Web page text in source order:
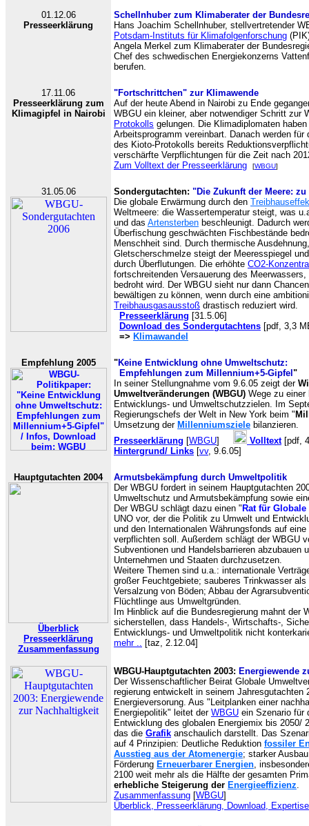
01.12.06
Presseerklärung
Schellnhuber zum Klimaberater der
Hans Joachim Schellnhuber, stellvertretender
Potsdam-Instituts für Klimafolgenforschung
Angela Merkel zum Klimaberater der
Chef des schwedischen Energiekonzerns
berufen.
17.11.06
Presseerklärung zum
Klimagipfel in Nairobi
"Fortschrittchen" zur Klimawende
Auf der heute Abend in Nairobi zu Ende
WBGU ein kleiner, aber notwendiger Schritt zur
Protokolls gelungen. Die Klimadiplomaten
Arbeitsprogramm vereinbart. Danach werden
des Kioto-Protokolls bereits
verschärfte Verpflichtungen für die Zeit nach
Zum Volltext der Presseerklärung
[WBGU]
31.05.06 Sondergutachten: "Die Zukunft der Meere:
Die globale Erwärmung durch den
Weltmeere: die Wassertemperatur steigt, was
und das Artensterben beschleunigt. Dadurch
Überfischung geschwächten Fischbestände
Menschheit sind. Durch thermische
Gletscherschmelze steigt der Meeresspiegel
durch Überflutungen. Die erhöhte CO2-
fortschreitenden Versauerung des
bedroht wird. Der WBGU sieht nur dann
bewältigen zu können, wenn durch eine
Treibhausgasausstoß drastisch reduziert wird.
Presseerklärung [31.5.06]
Download des Sondergutachtens [pdf, 3,3
=> Klimawandel
Empfehlung 2005 "Keine Entwicklung ohne Umweltschutz:
Empfehlungen zum Millennium+5-Gipfel "
In seiner Stellungnahme vom 9.6.05 zeigt der
Umweltveränderungen (WBGU) Wege zu einer
Entwicklungs- und Umweltschutzzielen. Im
Regierungschefs der Welt in New York beim "
Umsetzung der Millenniumsziele bilanzieren.
Presseerklärung [WBGU] Volltext [pdf,
Hintergrund/ Links [vv, 9.6.05]
Hauptgutachten 2004
Überblick
Presseerklärung
Zusammenfassung
Armutsbekämpfung durch Umweltpolitik
Der WBGU fordert in seinem Hauptgutachten
Umweltschutz und Armutsbekämpfung sowie
Der WBGU schlägt dazu einen " Rat für
UNO vor, der die Politik zu Umwelt und
und den Internationalen Währungsfonds auf eine
verpflichten soll. Außerdem schlägt der WBGU
Subventionen und Handelsbarrieren abzubauen
Unternehmen und Staaten durchzusetzen.
Weitere Themen sind u.a.: internationale
großer Feuchtgebiete; sauberes Trinkwasser
Versalzung von Böden; Abbau der
Flüchtlinge aus Umweltgründen.
Im Hinblick auf die Bundesregierung mahnt der
sicherstellen, dass Handels-, Wirtschafts-,
Entwicklungs- und Umweltpolitik nicht
mehr .. [taz, 2.12.04]
WBGU-Hauptgutachten 2003: Energiewende
Der Wissenschaftlicher Beirat Globale
regierung entwickelt in seinem Jahresgutachten
Energieversorung. Aus "Leitplanken einer
Energiepolitik" leitet der WBGU ein Szenario für
Entwicklung des globalen Energiemix bis 2050/
das die Grafik anschaulich darstellt. Das
auf 4 Prinzipien: Deutliche Reduktion fossiler
Ausstieg aus der Atomenergie; starker
Förderung Erneuerbarer Energien,
2100 weit mehr als die Hälfte der gesamten
erhebliche Steigerung der Energieeffizienz.
Zusammenfassung [WBGU]
Überblick, Presseerklärung, Download,